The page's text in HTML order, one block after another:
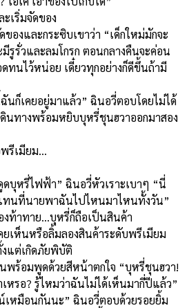
เริ่มจัดของ
องและกระซิบเขาว่า “เด็กใหม่มักจะ
รูรั่วและลมโกรก ตอนกลางคืนจะค่อน
ทนไว้หน่อย เดี๋ยวทุกอย่างก็ดีขึ้นถ้ามี
นก็เคยอยู่มาแล้ว” ฉินอวี่ตอบโดยไม่ได้
ดินทางพร้อมหยิบบุหรี่ชุนฮวาออกมาสอง
รีเมียม...
บุหรี่ไฟฟ้า” ฉินอวี่หัวเราะเบาๆ “นี่
ทนที่นายพาฉันไปไหนมาไหนทั้งวัน”
งท้าทาย...บุหรี่ก็ถือเป็นสินค้า
เห็นหรือลิ้มลองสินค้าระดับพรีเมียม
แต่เกิดภัยพิบัติ
พร้อมพูดด้วยสีหน้าตกใจ “บุหรี่ชุนฮวา!
หรอ? รู้ไหมว่าฉันไม่ได้เห็นมากี่ปีแล้ว”
หมือนกันนะ” ฉินอวี่ตอบด้วยรอยยิ้ม